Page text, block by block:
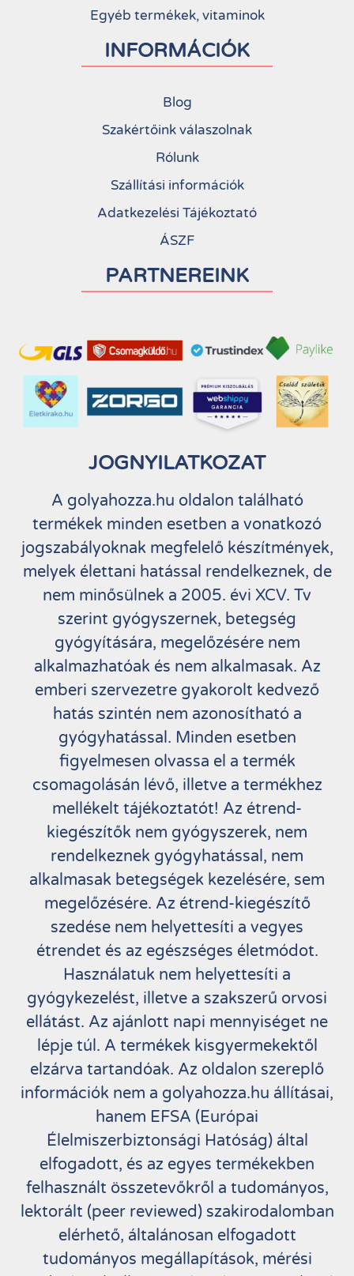
Egyéb termékek, vitaminok
INFORMÁCIÓK
Blog
Szakértőink válaszolnak
Rólunk
Szállítási információk
Adatkezelési Tájékoztató
ÁSZF
PARTNEREINK
JOGNYILATKOZAT
A golyahozza.hu oldalon található
termékek minden esetben a vonatkozó
jogszabályoknak megfelelő készítmények,
melyek élettani hatással rendelkeznek, de
nem minősülnek a 2005. évi XCV. Tv
szerint gyógyszernek, betegség
gyógyítására, megelőzésére nem
alkalmazhatóak és nem alkalmasak. Az
emberi szervezetre gyakorolt kedvező
hatás szintén nem azonosítható a
gyógyhatással. Minden esetben
figyelmesen olvassa el a termék
csomagolásán lévő, illetve a termékhez
mellékelt tájékoztatót! Az étrend-
kiegészítők nem gyógyszerek, nem
rendelkeznek gyógyhatással, nem
alkalmasak betegségek kezelésére, sem
megelőzésére. Az étrend-kiegészítő
szedése nem helyettesíti a vegyes
étrendet és az egészséges életmódot.
Használatuk nem helyettesíti a
gyógykezelést, illetve a szakszerű orvosi
ellátást. Az ajánlott napi mennyiséget ne
lépje túl. A termékek kisgyermekektől
elzárva tartandóak. Az oldalon szereplő
információk nem a golyahozza.hu állításai,
hanem EFSA (Európai
Élelmiszerbiztonsági Hatóság) által
elfogadott, és az egyes termékekben
felhasznált összetevőkről a tudományos,
lektorált (peer reviewed) szakirodalomban
elérhető, általánosan elfogadott
tudományos megállapítások, mérési